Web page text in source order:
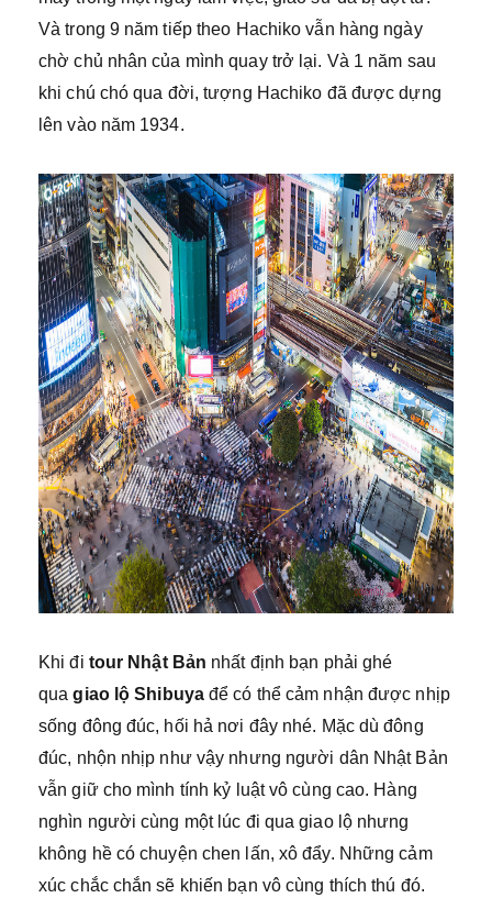
Và trong 9 năm tiếp theo Hachiko vẫn hàng ngày
chờ chủ nhân của mình quay trở lại. Và 1 năm sau
khi chú chó qua đời, tượng Hachiko đã được dựng
lên vào năm 1934.
Khi đi tour Nhật Bản nhất định bạn phải ghé
quagiao lộ Shibuyađể có thể cảm nhận được nhịp
sống đông đúc, hối hả nơi đây nhé. Mặc dù đông
đúc, nhộn nhịp như vậy nhưng người dân Nhật Bản
vẫn giữ cho mình tính kỷ luật vô cùng cao. Hàng
nghìn người cùng một lúc đi qua giao lộ nhưng
không hề có chuyện chen lấn, xô đẩy. Những cảm
xúc chắc chắn sẽ khiến bạn vô cùng thích thú đó.